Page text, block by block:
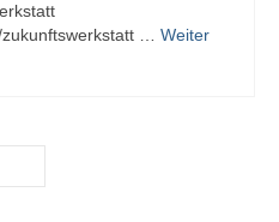
… Weiter